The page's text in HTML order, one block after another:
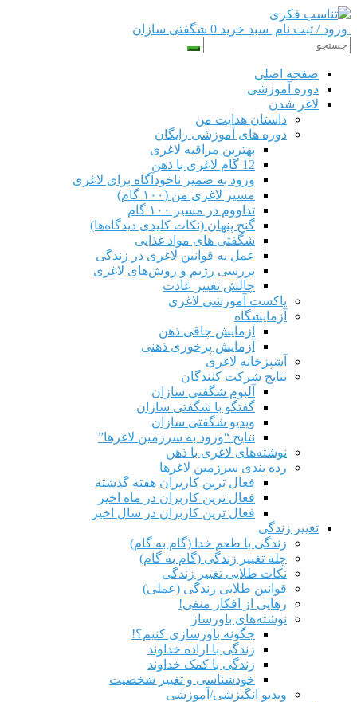
ورود / ثبت نام سبد خرید 0 شگفتی سازان
صفحه اصلی
دوره‌ آموزشی
لاغر شدن
داستان هدایت من
دوره های آموزشی رایگان
بهترین مراقبه لاغری
12 گام لاغری با ذهن
ورود به ضمیر ناخودآگاه برای لاغری
مسیر لاغری من (۱۰۰ گام)
تداووم در مسیر ۱۰۰ گام
گنج پنهان (نکات کلیدی دیدگاه‌ها)
شگفتی های مواد غذایی
عمل به قوانین لاغری در زندگی
بررسی رژیم‌ و روش‌های لاغری
چالش تغییر عادت
پاکست آموزشی لاغری
آزمایشگاه
آزمایش چاقی ذهن
آزمایش پرخوری ذهنی
آشپزخانه لاغری
نتایج شرکت کنندگان
آلبوم شگفتی سازان
گفتگو با شگفتی سازان
ویدیو شگفتی سازان
نتایج “ورود به سرزمین لاغرها”
نوشته‌های لاغری با ذهن
رده بندی سرزمین لاغرها
فعال ترین کاربران هفته گذشته
فعال ترین کاربران در ماه اخیر
فعال ترین کاربران در سال اخیر
تغییر زندگی
زندگی با طعم خدا (گام به گام)
چله تغییر زندگی (گام به گام)
نکات طلایی تغییر زندگی
قوانین طلایی زندگی (عملی)
رهایی از افکار منفی!
نوشته‌های باورساز
چگونه باورسازی کنیم؟!
زندگی با اراده خداوند
زندگی با کمک خداوند
خودشناسی و تغییر شخصیت
ویدیو انگیزشی/آموزشی